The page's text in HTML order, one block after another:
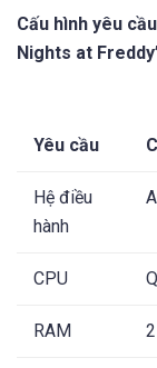
Cấu hình yêu
Nights at
Yêu cầu
Hệ điều
hành
CPU
RAM